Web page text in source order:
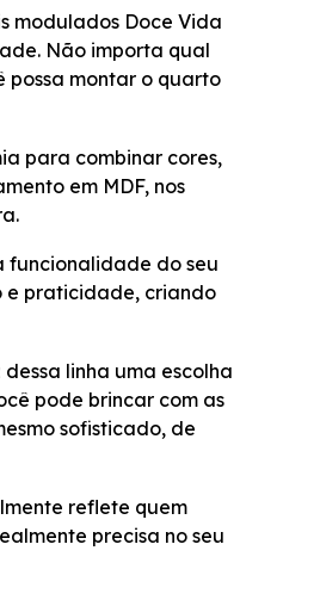
modulados Doce Vida
Não importa qual
possa montar o quarto
para combinar cores,
em MDF, nos
funcionalidade do seu
e praticidade, criando
linha uma escolha
pode brincar com as
sofisticado, de
reflete quem
precisa no seu